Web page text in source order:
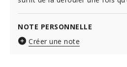
NOTE PERSONNELLE
Créer une note